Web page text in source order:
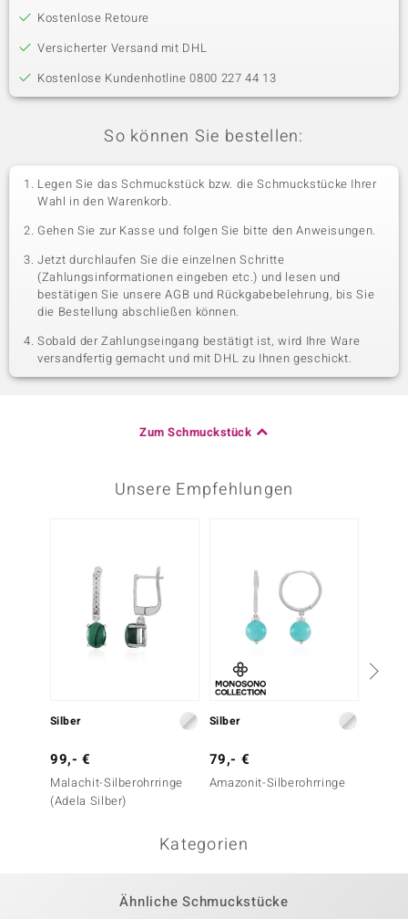
Kostenlose Retoure
Versicherter Versand mit DHL
Kostenlose Kundenhotline 0800 227 44 13
So können Sie bestellen:
Legen Sie das Schmuckstück bzw. die Schmuckstücke Ihrer
Wahl in den Warenkorb.
Gehen Sie zur Kasse und folgen Sie bitte den Anweisungen.
Jetzt durchlaufen Sie die einzelnen Schritte
(Zahlungsinformationen eingeben etc.) und lesen und
bestätigen Sie unsere AGB und Rückgabebelehrung, bis Sie
die Bestellung abschließen können.
Sobald der Zahlungseingang bestätigt ist, wird Ihre Ware
versandfertig gemacht und mit DHL zu Ihnen geschickt.
Zum Schmuckstück
Unsere Empfehlungen
Silber
99,- €
Malachit-Silberohrringe
(Adela Silber)
Silber
79,- €
Amazonit-Silberohrringe
Kategorien
Ähnliche Schmuckstücke